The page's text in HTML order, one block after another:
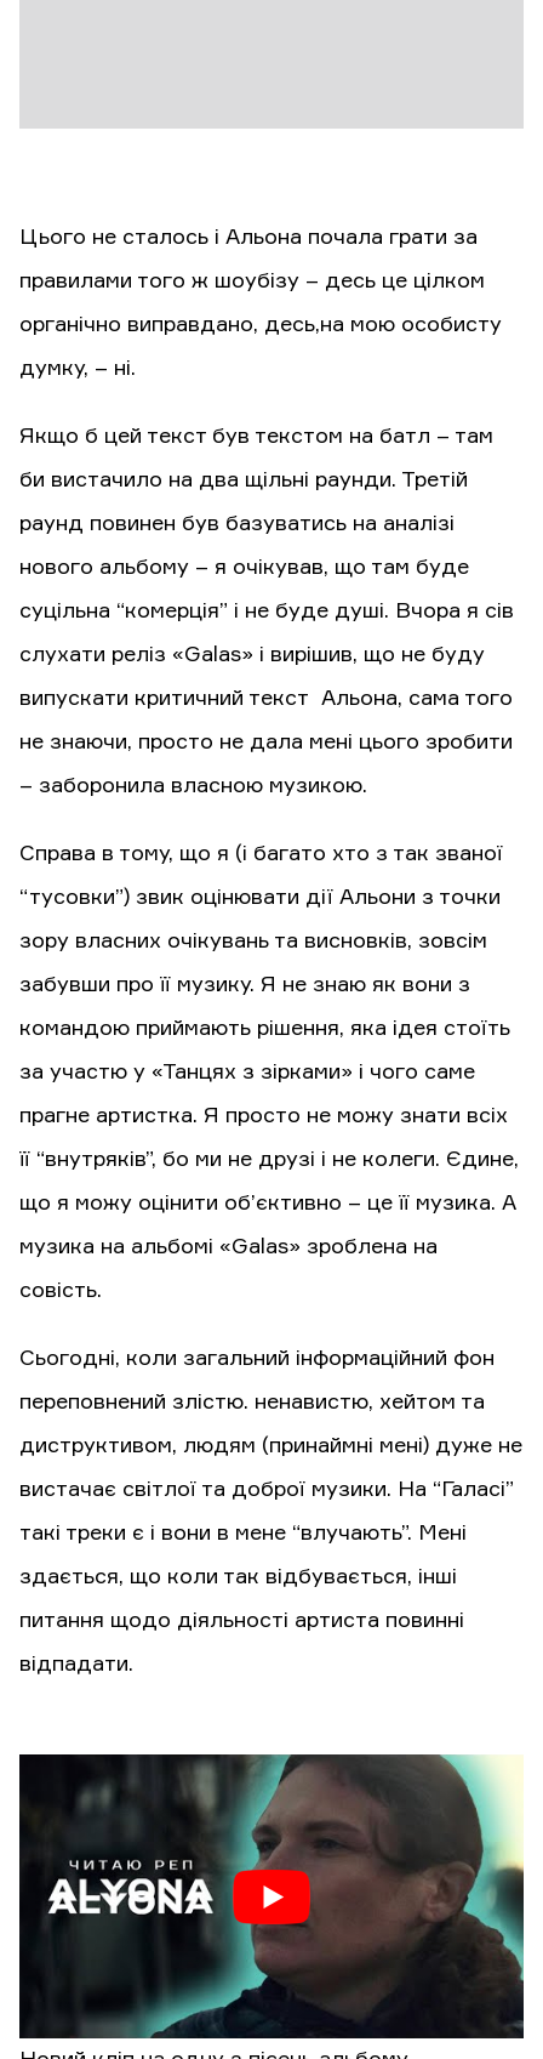
Цього не сталось і Альона почала грати за
правилами того ж шоубізу – десь це цілком
органічно виправдано, десь,на мою особисту
думку, – ні.
Якщо б цей текст був текстом на батл – там
би вистачило на два щільні раунди. Третій
раунд повинен був базуватись на аналізі
нового альбому – я очікував, що там буде
суцільна “комерція” і не буде душі. Вчора я сів
слухати реліз «Galas» і вирішив, що не буду
випускати критичний текст Альона, сама того
не знаючи, просто не дала мені цього зробити
– заборонила власною музикою.
Справа в тому, що я (і багато хто з так званої
“тусовки”) звик оцінювати дії Альони з точки
зору власних очікувань та висновків, зовсім
забувши про її музику. Я не знаю як вони з
командою приймають рішення, яка ідея стоїть
за участю у «Танцях з зірками» і чого саме
прагне артистка. Я просто не можу знати всіх
її “внутряків”, бо ми не друзі і не колеги. Єдине,
що я можу оцінити об’єктивно – це її музика. А
музика на альбомі «Galas» зроблена на
совість.
Сьогодні, коли загальний інформаційний фон
переповнений злістю. ненавистю, хейтом та
диструктивом, людям (принаймні мені) дуже не
вистачає світлої та доброї музики. На “Галасі”
такі треки є і вони в мене “влучають”. Мені
здається, що коли так відбувається, інші
питання щодо діяльності артиста повинні
відпадати.